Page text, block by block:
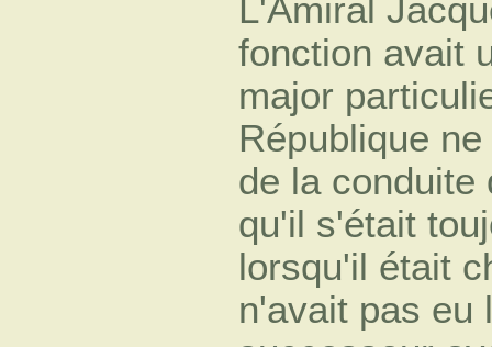
L'Amiral
fonction avait
major
République
de la conduite
qu'il s'était
lorsqu'il était
n'avait pas eu